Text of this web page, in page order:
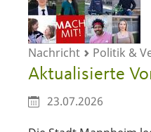
Nachricht Politik &
Aktualisierte
23.07.2026